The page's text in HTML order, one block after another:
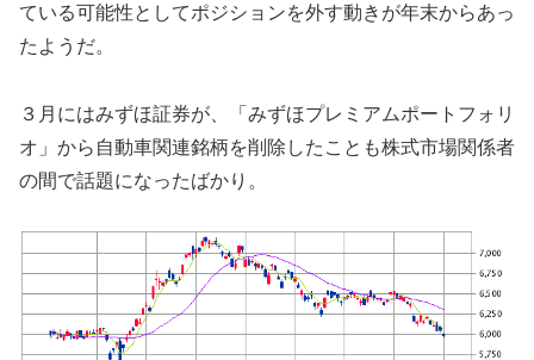
ている可能性としてポジションを外す動きが年末からあっ
たようだ。
３月にはみずほ証券が、「みずほプレミアムポートフォリ
オ」から自動車関連銘柄を削除したことも株式市場関係者
の間で話題になったばかり。